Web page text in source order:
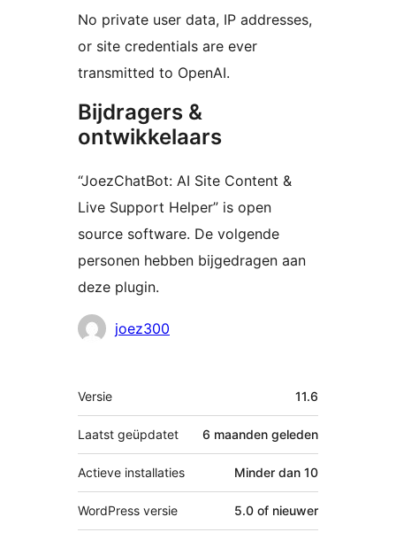
No private user data, IP addresses,
or site credentials are ever
transmitted to OpenAI.
Bijdragers &
ontwikkelaars
“JoezChatBot: AI Site Content &
Live Support Helper” is open
source software. De volgende
personen hebben bijgedragen aan
deze plugin.
Bijdragersjoez300
Meta
Versie 11.6
Laatst geüpdatet 6 maanden geleden
Actieve installaties Minder dan 10
WordPress versie 5.0 of nieuwer